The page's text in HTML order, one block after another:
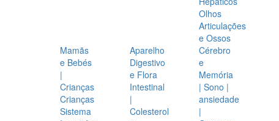
Olhos
Articulações
e Ossos
Mamãs
e Bebés
|
Crianças
Crianças
Sistema
Aparelho
Digestivo
e Flora
Intestinal
|
Colesterol
Cérebro
e
Memória
| Sono |
ansiedade
|